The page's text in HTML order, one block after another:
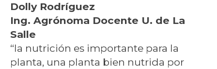
Dolly Rodríguez
Ing. Agrónoma Docente U. de La
Salle
“la nutrición es importante para la
planta, una planta bien nutrida por